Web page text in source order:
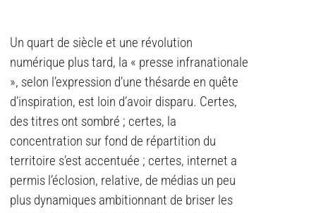
Un quart de siècle et une révolution
numérique plus tard, la « presse infranationale
», selon l’expression d’une thésarde en quête
d’inspiration, est loin d’avoir disparu. Certes,
des titres ont sombré ; certes, la
concentration sur fond de répartition du
territoire s’est accentuée ; certes, internet a
permis l’éclosion, relative, de médias un peu
plus dynamiques ambitionnant de briser les